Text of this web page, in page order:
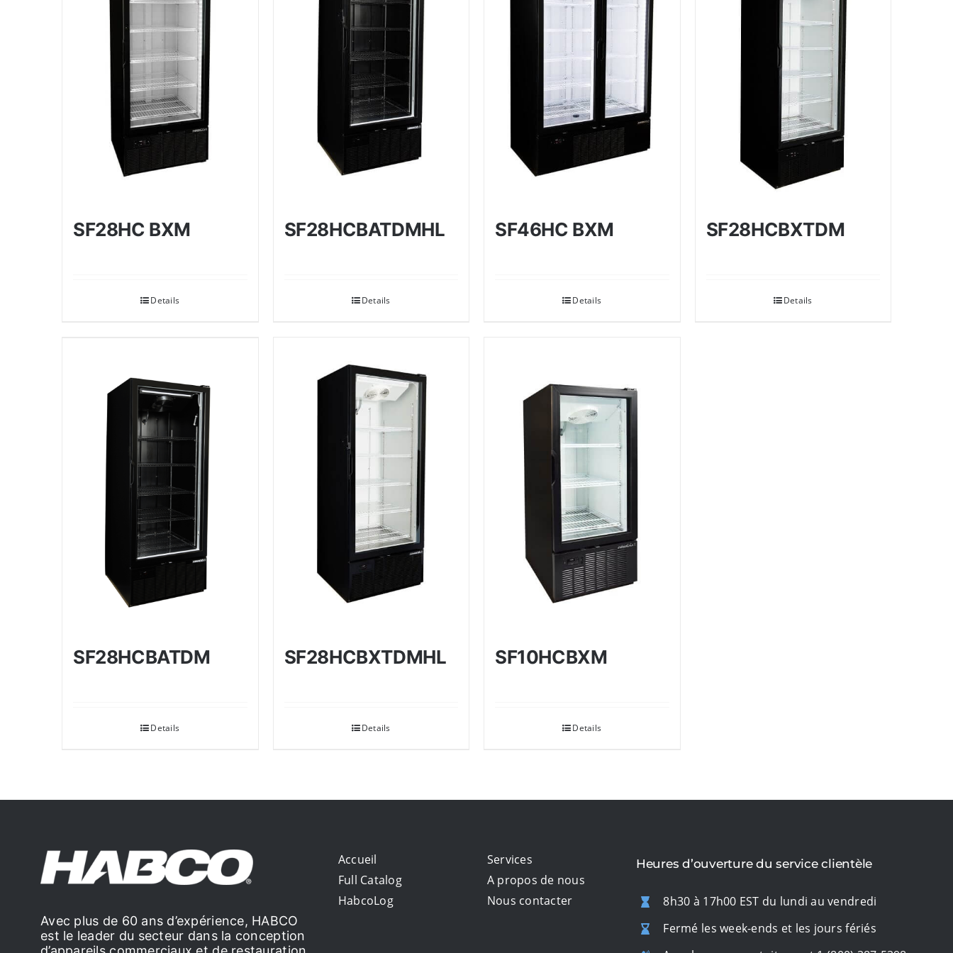
SF28HC BXM
Details
SF28HCBATDMHL
Details
SF46HC BXM
Details
SF28HCBXTDM
Details
SF28HCBATDM
Details
SF28HCBXTDMHL
Details
SF10HCBXM
Details
Avec plus de 60 ans d’expérience, HABCO
est le leader du secteur dans la conception
Accueil
Full Catalog
HabcoLog
Services
A propos de nous
Nous contacter
Heures d’ouverture du service clientèle
8h30 à 17h00 EST du lundi au vendredi
Fermé les week-ends et les jours fériés